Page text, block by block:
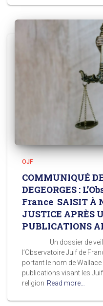
OJF
COMMUNIQUÉ
DEGEORGES :
France SAISIT À
JUSTICE APRÈS
PUBLICATIONS
Un dossier de veille
l’Observatoire Juif de
portant le nom de
publications visant les
religion Read more…